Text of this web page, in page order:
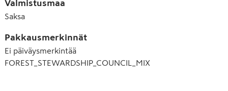
Valmistusmaa
Saksa
Pakkausmerkinnät
Ei päiväysmerkintää
FOREST_STEWARDSHIP_COUNCIL_MIX